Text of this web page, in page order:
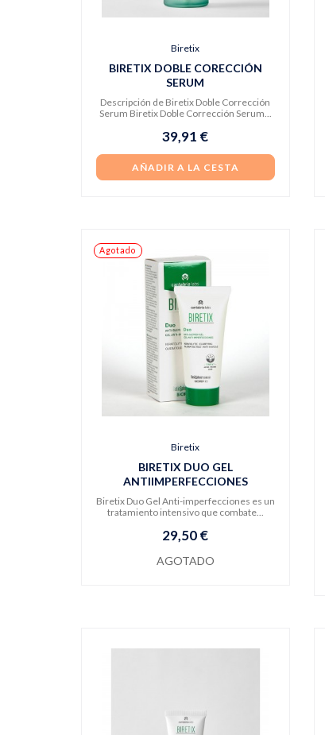
Biretix
BIRETIX DOBLE CORECCIÓN
SERUM
Descripción de Biretix Doble Corrección
Serum Biretix Doble Corrección Serum...
39,91 €
AÑADIR A LA CESTA
Agotado
Biretix
BIRETIX DUO GEL
ANTIIMPERFECCIONES
Biretix Duo Gel Anti-imperfecciones es un
tratamiento intensivo que combate...
29,50 €
AGOTADO